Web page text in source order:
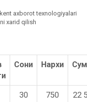
axborot texnologiyalari
xarid qilish
Сони Нархи
30
750
22